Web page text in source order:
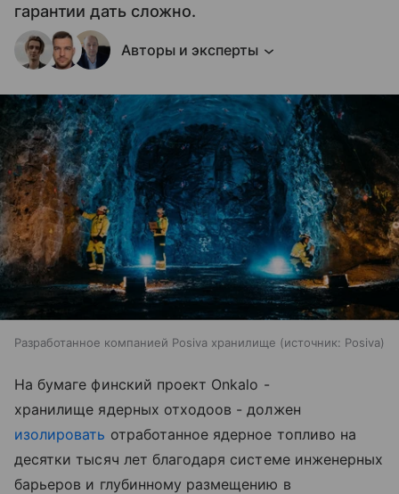
гарантии дать сложно.
Авторы и эксперты
Разработанное компанией Posiva хранилище источник: Posiva
На бумаге финский проект Onkalo -
хранилище ядерных отходоов - должен
изолировать отработанное ядерное топливо на
десятки тысяч лет благодаря системе инженерных
барьеров и глубинному размещению в